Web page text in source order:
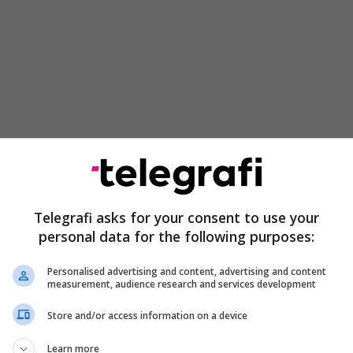
bazuar në ligjet në fuqi, marrëveshjet
e ngushtë mes institucioneve të R.
shqiptare. Drejtoria për Bashkëpunim
do të vazhdojë me shkëmbimin e
institucionet vendore, shtetet dhe organizatat
qëllim të parandalimit, hetimit dhe zbulimit të
që ndërlidhen me hetimin e kryesve të veprave
tjera në gjurmimin, kapjen-arrestimin e
Telegrafi asks for your consent to use your
personal data for the following purposes:
Personalised advertising and content, advertising and content
measurement, audience research and services development
Store and/or access information on a device
Learn more